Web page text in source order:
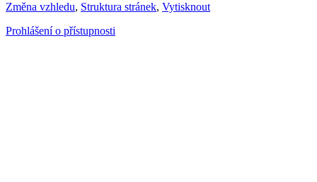
Změna vzhledu, Struktura stránek, Vytisknout
Prohlášení o přístupnosti